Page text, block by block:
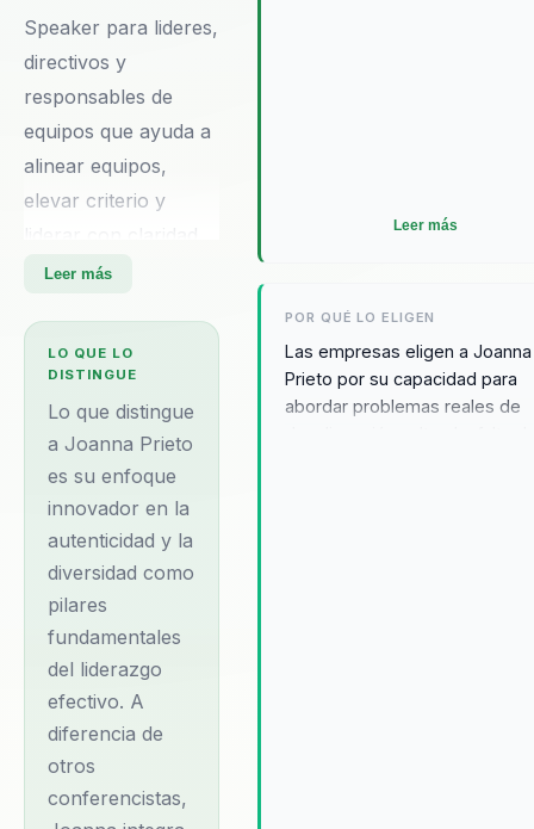
Speaker para lideres,
directivos y
responsables de
equipos que ayuda a
alinear equipos,
elevar criterio y
en contextos
neurociencia y
comportamiento en
decisiones practicas.
Su diferencial:
combina ciencia del
comportamiento con
aplicacion practica
para organizaciones.
Conferencista y
asesora en
Comunicación &
Marca Personal.
Educación, Marca
Leer más
LO QUE LO
DISTINGUE
Lo que distingue
a Joanna Prieto
es su enfoque
innovador en la
autenticidad y la
diversidad como
pilares
fundamentales
del liderazgo
efectivo. A
diferencia de
otros
conferencistas,
Leer más
POR QUÉ LO ELIGEN
Las empresas eligen a Joanna
Prieto por su capacidad para
abordar problemas reales de